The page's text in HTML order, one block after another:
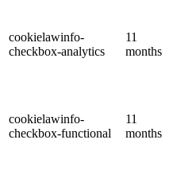
cookielawinfo-
checkbox-analytics
11
months
cookielawinfo-
checkbox-functional
11
months